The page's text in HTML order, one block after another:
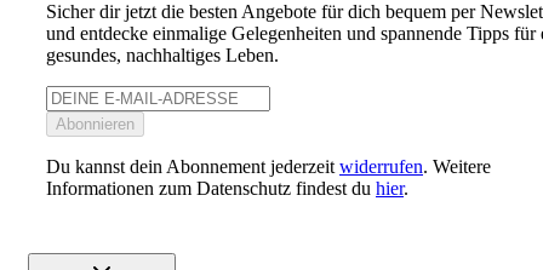
Sicher dir jetzt die besten Angebote für dich bequem per
und entdecke einmalige Gelegenheiten und spannende Tipps für
gesundes, nachhaltiges Leben.
Abonnieren
Du kannst dein Abonnement jederzeit widerrufen. Weitere
Informationen zum Datenschutz findest du hier.